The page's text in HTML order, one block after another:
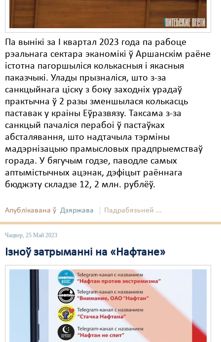
Па вынікі за І квартал 2023 года па рабоце
рэальнага сектара эканомікі ў Аршанскім раёне
істотна пагоршыліся колькасныя і якасныя
паказчыкі. Улады прызналіся, што з-за
санкцыйнага ціску з боку заходніх урадаў
практычна ў 2 разы зменшылася колькасць
паставак у краіны Еўразвязу. Таксама з-за
санкцый пачаліся перабоі ў пастаўках
абсталявання, што надтачыла тэрміны
мадэрнізацыю прамысловых прадпрыемстваў
горада. У бягучым годзе, паводле самых
аптымістычных ацэнак, дэфіцыт раённага
бюджэту складзе 12, 2 млн. рублёў.
Апублікавана ў Дзяржава Падрабязьней ...
Чацвер, 25 Май 2023
Ізноў затрыманні на «Нафтане»